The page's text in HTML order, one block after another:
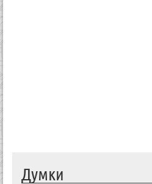
Думки